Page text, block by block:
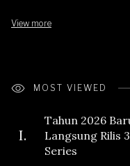
View more
MOST VIEWED
I.
Tahun 2026
Langsung Rilis
Series